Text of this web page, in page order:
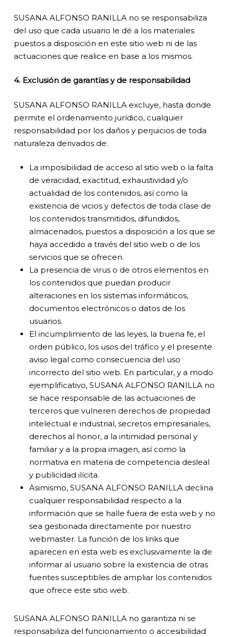
SUSANA ALFONSO RANILLA no se responsabiliza
del uso que cada usuario le dé a los materiales
puestos a disposición en este sitio web ni de las
actuaciones que realice en base a los mismos.
4. Exclusión de garantías y de responsabilidad
SUSANA ALFONSO RANILLA excluye, hasta donde
permite el ordenamiento jurídico, cualquier
responsabilidad por los daños y perjuicios de toda
naturaleza derivados de:
La imposibilidad de acceso al sitio web o la falta
de veracidad, exactitud, exhaustividad y/o
actualidad de los contenidos, así como la
existencia de vicios y defectos de toda clase de
los contenidos transmitidos, difundidos,
almacenados, puestos a disposición a los que se
haya accedido a través del sitio web o de los
servicios que se ofrecen.
La presencia de virus o de otros elementos en
los contenidos que puedan producir
alteraciones en los sistemas informáticos,
documentos electrónicos o datos de los
usuarios.
El incumplimiento de las leyes, la buena fe, el
orden público, los usos del tráfico y el presente
aviso legal como consecuencia del uso
incorrecto del sitio web. En particular, y a modo
ejemplificativo, SUSANA ALFONSO RANILLA no
se hace responsable de las actuaciones de
terceros que vulneren derechos de propiedad
intelectual e industrial, secretos empresariales,
derechos al honor, a la intimidad personal y
familiar y a la propia imagen, así como la
normativa en materia de competencia desleal
y publicidad ilícita.
Asimismo, SUSANA ALFONSO RANILLA declina
cualquier responsabilidad respecto a la
información que se halle fuera de esta web y no
sea gestionada directamente por nuestro
webmaster. La función de los links que
aparecen en esta web es exclusivamente la de
informar al usuario sobre la existencia de otras
fuentes susceptibles de ampliar los contenidos
que ofrece este sitio web.
SUSANA ALFONSO RANILLA no garantiza ni se
responsabiliza del funcionamiento o accesibilidad